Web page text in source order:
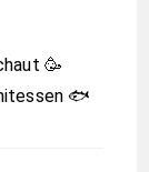
🥳
🐟